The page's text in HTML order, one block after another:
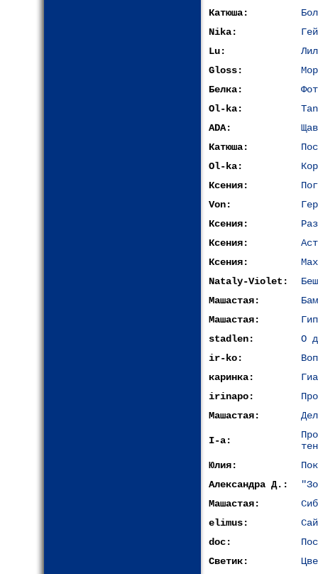
Катюша:
Nika:
Lu:
Gloss:
Белка:
Ol-ka:
ADA:
Катюша:
Ol-ka:
Ксения:
Von:
Ксения:
Ксения:
Ксения:
Nataly-Violet:
Машастая:
Машастая:
stadlen:
О
ir-ko:
каринка:
irinapo:
Машастая:
I-a:
Юлия:
Александра Д.:
Машастая:
elimus:
doc:
Светик: